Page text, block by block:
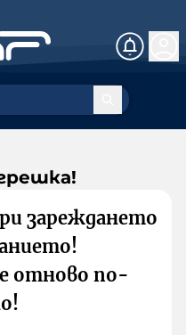
зареждането
отново по-